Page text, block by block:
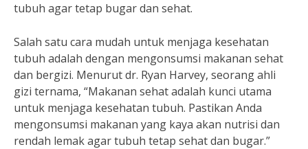
tubuh agar tetap bugar dan sehat.
Salah satu cara mudah untuk menjaga kesehatan
tubuh adalah dengan mengonsumsi makanan sehat
dan bergizi. Menurut dr. Ryan Harvey, seorang ahli
gizi ternama, “Makanan sehat adalah kunci utama
untuk menjaga kesehatan tubuh. Pastikan Anda
mengonsumsi makanan yang kaya akan nutrisi dan
rendah lemak agar tubuh tetap sehat dan bugar.”